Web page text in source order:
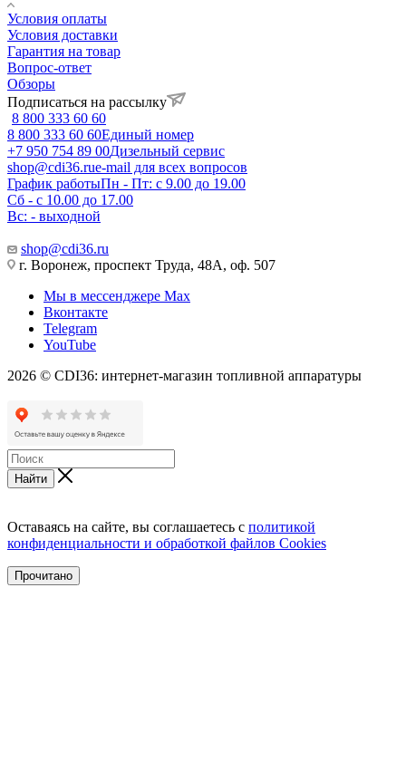
Условия оплаты
Условия доставки
Гарантия на товар
Вопрос-ответ
Обзоры
Подписаться на рассылку
8 800 333 60 60
8 800 333 60 60Единый номер
+7 950 754 89 00Дизельный сервис
shop@cdi36.rue-mail для всех вопросов
График работыПн - Пт: с 9.00 до 19.00
Сб - с 10.00 до 17.00
Вс: - выходной
shop@cdi36.ru
г. Воронеж, проспект Труда, 48А, оф. 507
Мы в мессенджере Max
Вконтакте
Telegram
YouTube
2026 © CDI36: интернет-магазин топливной аппаратуры
Найти
Оставаясь на сайте, вы соглашаетесь с политикой
конфиденциальности и обработкой файлов Cookies
Прочитано